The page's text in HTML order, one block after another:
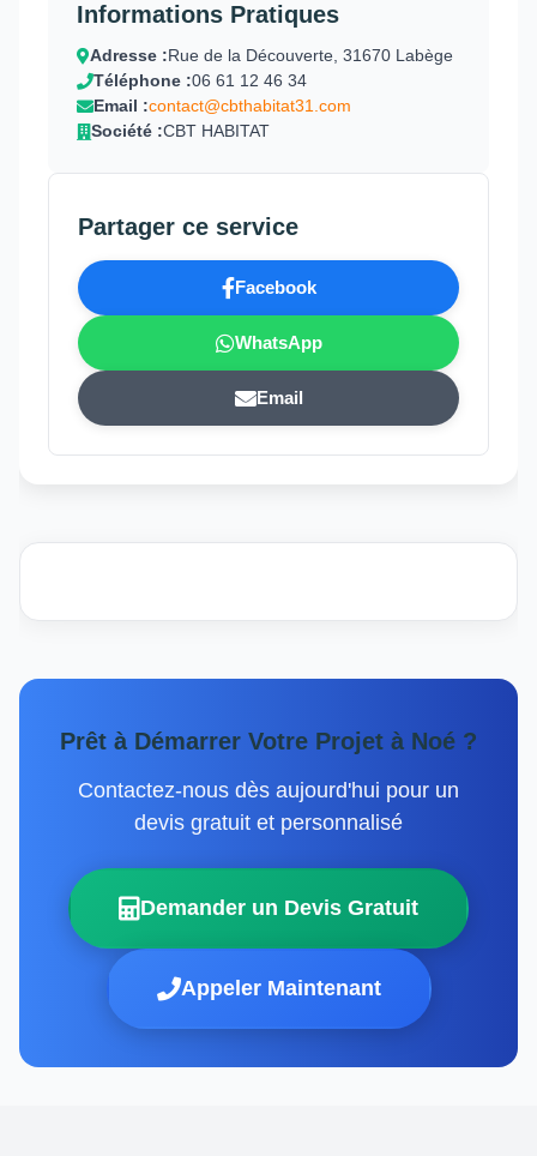
Informations Pratiques
Adresse :Rue de la Découverte, 31670 Labège
Téléphone :06 61 12 46 34
Email :contact@cbthabitat31.com
Société :CBT HABITAT
Partager ce service
Facebook
WhatsApp
Email
Prêt à Démarrer Votre Projet à Noé ?
Contactez-nous dès aujourd'hui pour un
devis gratuit et personnalisé
Demander un Devis Gratuit
Appeler Maintenant